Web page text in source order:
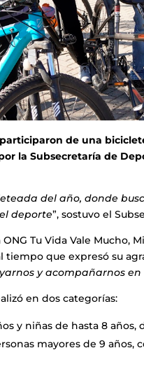
de una
la Subsecretaría de
del año, donde
deporte”, sostuvo el
Tu Vida Vale Mucho,
tiempo que expresó su
y acompañarnos
en dos categorías:
y niñas de hasta 8
mayores de 9 años,